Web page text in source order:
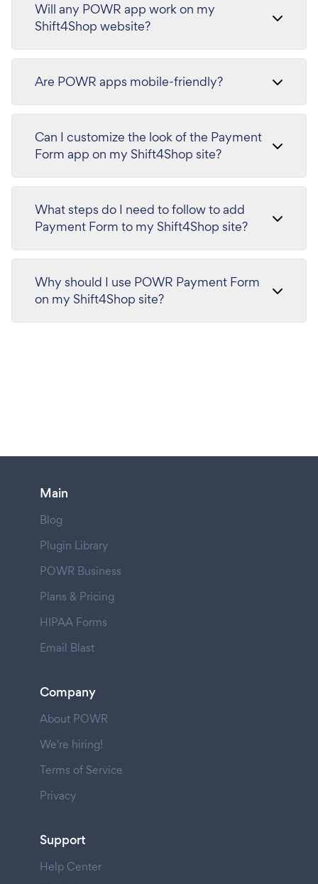
Will any POWR app work on my
Shift4Shop website?
Are POWR apps mobile-friendly?
Can I customize the look of the Payment
Form app on my Shift4Shop site?
What steps do I need to follow to add
Payment Form to my Shift4Shop site?
Why should I use POWR Payment Form
on my Shift4Shop site?
Main
Blog
Plugin Library
POWR Business
Plans & Pricing
HIPAA Forms
Email Blast
Company
About POWR
We're hiring!
Terms of Service
Privacy
Support
Help Center